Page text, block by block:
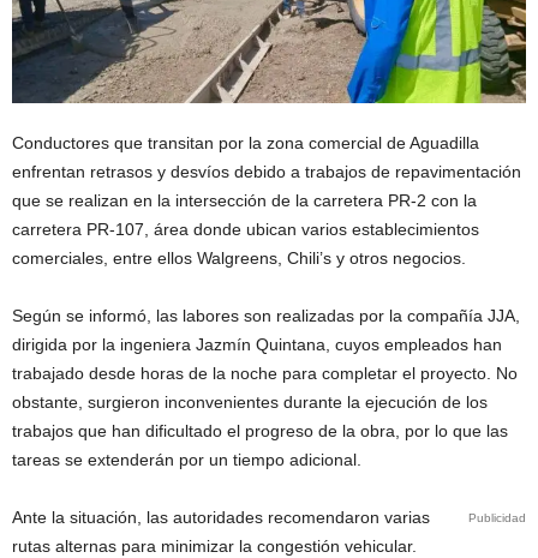
Conductores que transitan por la zona comercial de Aguadilla
enfrentan retrasos y desvíos debido a trabajos de repavimentación
que se realizan en la intersección de la carretera PR-2 con la
carretera PR-107, área donde ubican varios establecimientos
comerciales, entre ellos Walgreens, Chili’s y otros negocios.
Según se informó, las labores son realizadas por la compañía JJA,
dirigida por la ingeniera Jazmín Quintana, cuyos empleados han
trabajado desde horas de la noche para completar el proyecto. No
obstante, surgieron inconvenientes durante la ejecución de los
trabajos que han dificultado el progreso de la obra, por lo que las
tareas se extenderán por un tiempo adicional.
Publicidad
Ante la situación, las autoridades recomendaron varias
rutas alternas para minimizar la congestión vehicular.